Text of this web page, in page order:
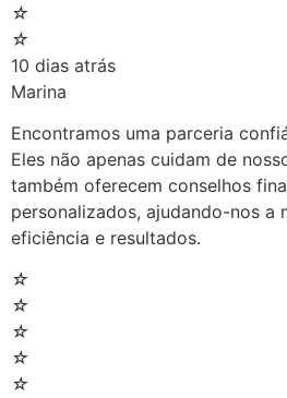
☆
☆
10 dias atrás
Marina
Encontramos uma parceria
Eles não apenas cuidam de
também oferecem conselhos
personalizados, ajudando-nos a
eficiência e resultados.
☆
☆
☆
☆
☆